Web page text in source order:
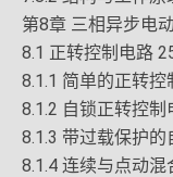
第8章 三相异步电
8.1 正转控制电路
8.1.1 简单的正转控
8.1.2 自锁正转控制
8.1.3 带过载保护
8.1.4 连续与点动